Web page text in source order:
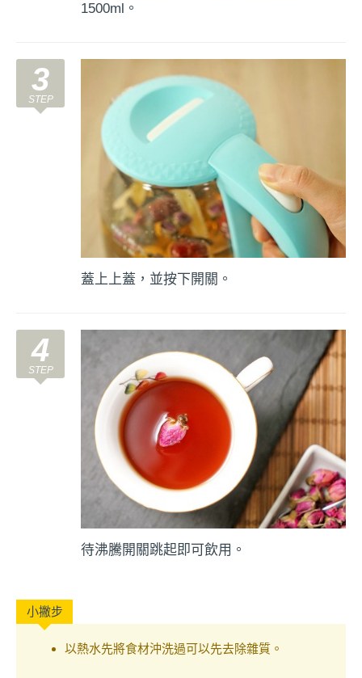
1500ml。
3
蓋上上蓋，並按下開關。
4
待沸騰開關跳起即可飲用。
以熱水先將食材沖洗過可以先去除雜質。